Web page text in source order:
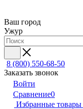
Ваш город
Ужур
8 (800) 550-68-50
Заказать звонок
Войти
Сравнение0
Избранные товары